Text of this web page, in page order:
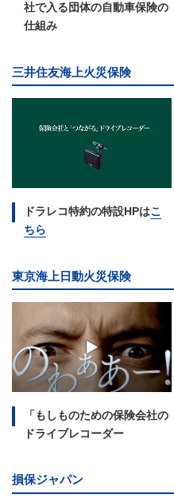
社で入る団体の自動車保険の
仕組み
三井住友海上火災保険
ドラレコ特約の特設HPはこ
ちら
東京海上日動火災保険
「もしものための保険会社の
ドライブレコーダー
損保ジャパン